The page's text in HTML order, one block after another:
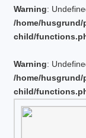
Warning:
/home/
child/
Warning:
/home/
child/